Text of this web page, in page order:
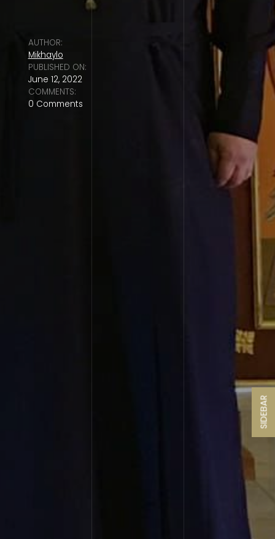
AUTHOR:
Mikhaylo
PUBLISHED ON:
June 12, 2022
COMMENTS:
0 Comments
SIDEBAR